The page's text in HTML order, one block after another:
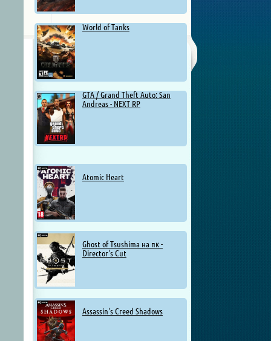
World of Tanks
GTA / Grand Theft Auto: San
Andreas - NEXT RP
Atomic Heart
Ghost of Tsushima на пк -
Director's Cut
Assassin's Creed Shadows